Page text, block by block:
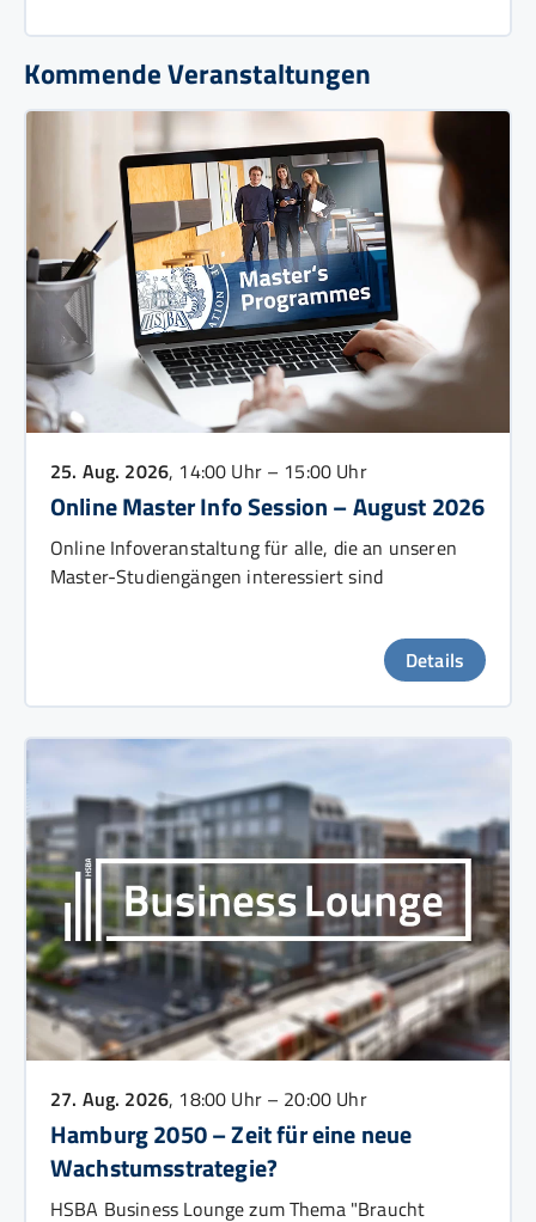
Kommende Veranstaltungen
25. Aug. 2026, 14:00 Uhr – 15:00 Uhr
Online Master Info Session – August 2026
Online Infoveranstaltung für alle, die an unseren
Master-Studiengängen interessiert sind
Details
27. Aug. 2026, 18:00 Uhr – 20:00 Uhr
Hamburg 2050 – Zeit für eine neue
Wachstumsstrategie?
HSBA Business Lounge zum Thema "Braucht